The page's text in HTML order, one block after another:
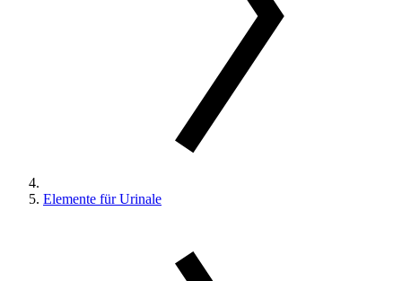
Elemente für Urinale